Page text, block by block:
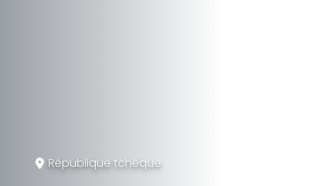
République tchèque